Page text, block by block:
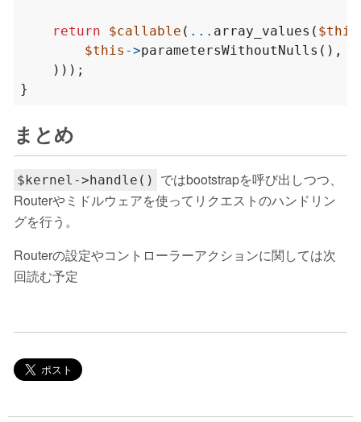
return $callable ( ... array_values ( $this
$this ->parametersWithoutNulls (),
)));
}
まとめ
$kernel->handle()
ではbootstrapを呼び出しつつ、
Routerやミドルウェアを使ってリクエストのハンドリン
グを行う。
Routerの設定やコントローラーアクションに関しては次
回読む予定